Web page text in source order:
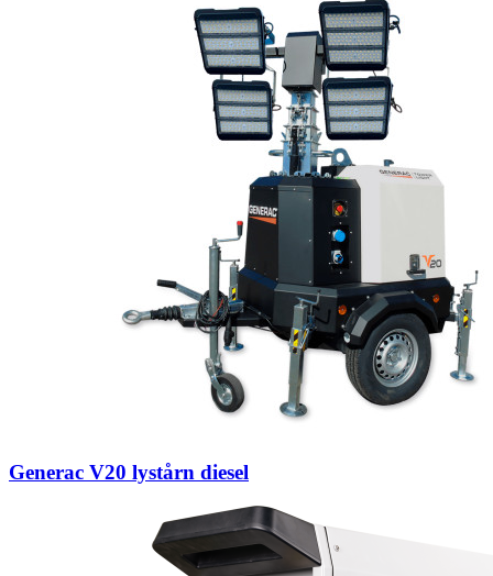
Generac V20 lystårn diesel